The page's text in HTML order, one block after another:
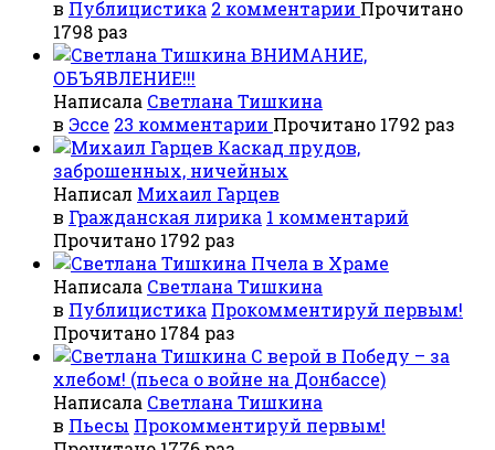
в Публицистика 2 комментарии Прочитано
1798 раз
ВНИМАНИЕ,
ОБЪЯВЛЕНИЕ!!!
Написала Светлана Тишкина
в Эссе 23 комментарии Прочитано 1792 раз
Каскад прудов,
заброшенных, ничейных
Написал Михаил Гарцев
в Гражданская лирика 1 комментарий
Прочитано 1792 раз
Пчела в Храме
Написала Светлана Тишкина
в Публицистика Прокомментируй первым!
Прочитано 1784 раз
С верой в Победу – за
хлебом! (пьеса о войне на Донбассе)
Написала Светлана Тишкина
в Пьесы Прокомментируй первым!